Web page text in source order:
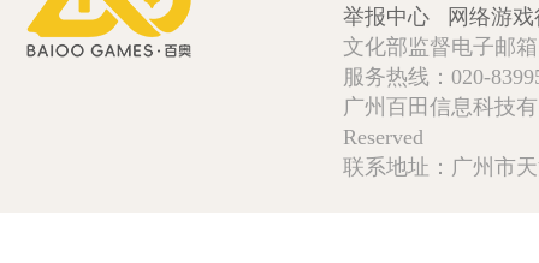
举报中心
网络游
文化部监督电子邮
服务热线：020-
广州百田信息科技
Reserved
联系地址：广州市